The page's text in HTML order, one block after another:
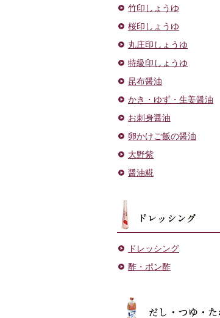
竹印しょうゆ
桜印しょうゆ
丸庄印しょうゆ
特級印しょうゆ
昆布醤油
かき・ゆず・生姜醤油
お刺身醤油
卵かけご飯の醤油
大野紫
醤油糀
ドレッシング
酢・ポン酢